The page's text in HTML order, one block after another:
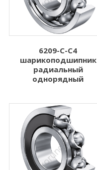
6209-C-C4
шарикоподшипник
радиальный
однорядный